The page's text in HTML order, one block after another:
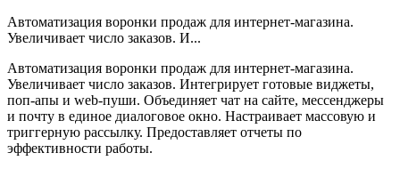
Автоматизация воронки продаж для интернет-магазина.
Увеличивает число заказов. И...
Автоматизация воронки продаж для интернет-магазина.
Увеличивает число заказов. Интегрирует готовые виджеты,
поп-апы и web-пуши. Объединяет чат на сайте, мессенджеры
и почту в единое диалоговое окно. Настраивает массовую и
триггерную рассылку. Предоставляет отчеты по
эффективности работы.